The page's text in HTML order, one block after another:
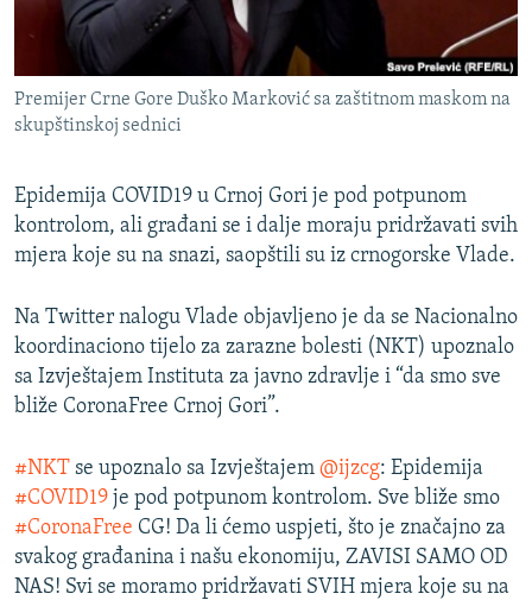
SPECIJALI RSE
VIŠE OD NASLOVA
GENOCID U SREBRENICI
TV LIBERTY
POST SCRIPTUM
TRI DECENIJE OD RATA U BIH
SVE KARTE DEJTONA
NASTANAK I RASPAD JUGOSLAVIJE
PRATITE NAS
Sve RFE/RL stranice
Premijer Crne Gore Duško Marković sa zaštitnom maskom na
skupštinskoj sednici
Epidemija COVID19 u Crnoj Gori je pod potpunom
kontrolom, ali građani se i dalje moraju pridržavati svih
mjera koje su na snazi, saopštili su iz crnogorske Vlade.
Na Twitter nalogu Vlade objavljeno je da se Nacionalno
koordinaciono tijelo za zarazne bolesti (NKT) upoznalo
sa Izvještajem Instituta za javno zdravlje i “da smo sve
bliže CoronaFree Crnoj Gori”.
#NKT se upoznalo sa Izvještajem @ijzcg: Epidemija
#COVID19 je pod potpunom kontrolom. Sve bliže smo
#CoronaFree CG! Da li ćemo uspjeti, što je značajno za
svakog građanina i našu ekonomiju, ZAVISI SAMO OD
NAS! Svi se moramo pridržavati SVIH mjera koje su na